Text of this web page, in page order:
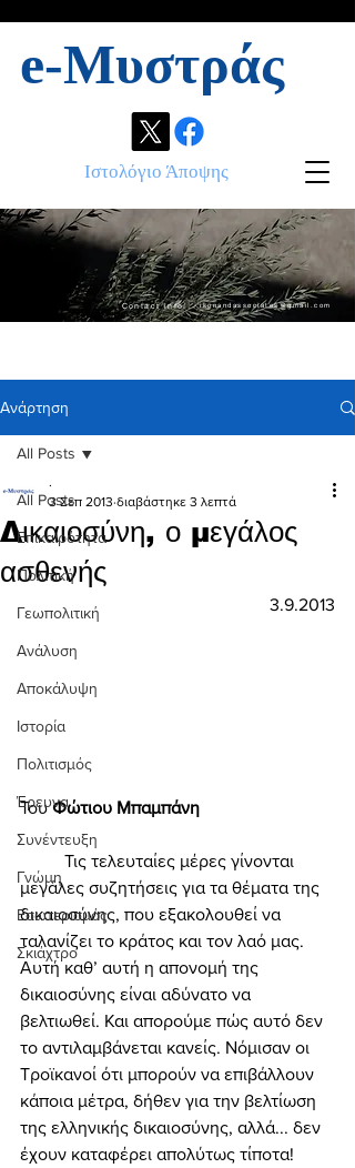
e-Μυστράς
Ιστολόγιο Άποψης
Contact info: ikonandassociates@gmail.com
Ανάρτηση
All Posts
Επικαιρότητα
Πολιτική
Γεωπολιτική
Ανάλυση
Αποκάλυψη
Ιστορία
Πολιτισμός
Έρευνα
Συνέντευξη
Γνώμη
Εσωτερισμός
Σκιάχτρο
All Posts
Δικαιοσύνη, ο μεγάλος
ασθενής
.
3 Σεπ 2013 διαβάστηκε 3 λεπτά
3.9.2013
Του Φώτιου Μπαμπάνη
μεγάλες συζητήσεις για τα θέματα της
δικαιοσύνης, που εξακολουθεί να
ταλανίζει το κράτος και τον λαό μας.
Αυτή καθ’ αυτή η απονομή της
δικαιοσύνης είναι αδύνατο να
βελτιωθεί. Και απορούμε πώς αυτό δεν
το αντιλαμβάνεται κανείς. Νόμισαν οι
Τροϊκανοί ότι μπορούν να επιβάλλουν
κάποια μέτρα, δήθεν για την βελτίωση
της ελληνικής δικαιοσύνης, αλλά... δεν
έχουν καταφέρει απολύτως τίποτα!